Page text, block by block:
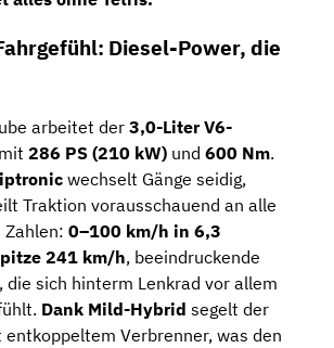
Diesel-Power, die
arbeitet der 3,0-Liter V6-
mit 286 PS (210 kW) und 600 Nm.
wechselt Gänge seidig,
Traktion vorausschauend an alle
Zahlen: 0–100 km/h in 6,3
241 km/h, beeindruckende
die sich hinterm Lenkrad vor allem
Dank Mild-Hybrid segelt der
entkoppeltem Verbrenner, was den